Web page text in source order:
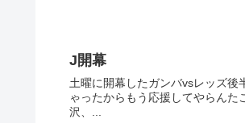
J開幕
土曜に開幕したガンバvsレッズ後
ゃったからもう応援してやらんたこ焼きでも食ってろヽ(´ー｀)
沢、...